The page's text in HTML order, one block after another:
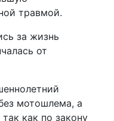
травмой.
за жизнь
от
мотошлема, а
как по закону